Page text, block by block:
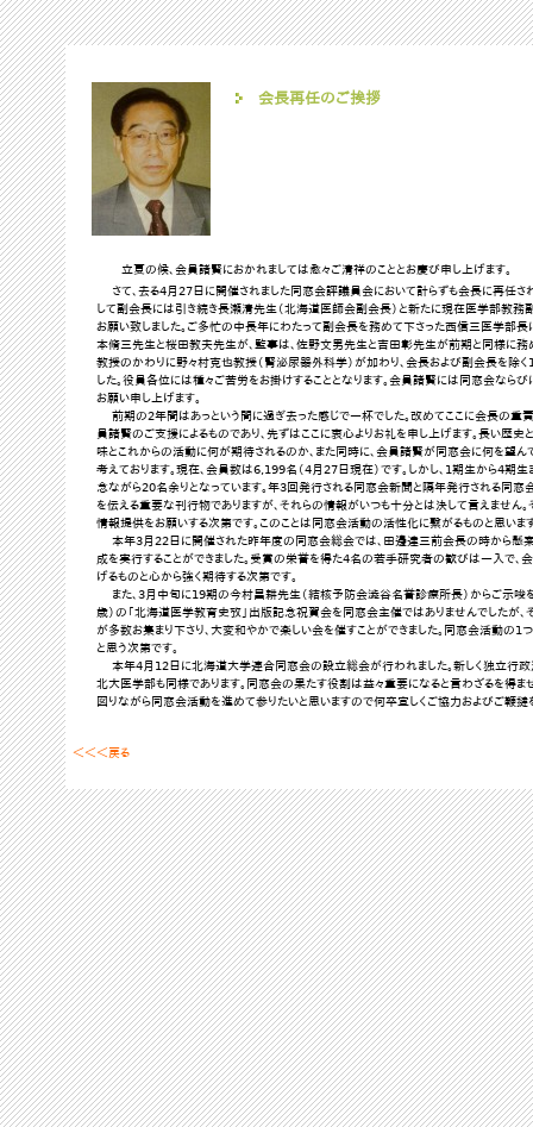
会長再任のご挨拶
立夏の候、会員諸賢におかれましては愈々ご清祥のこととお慶び申し上げます。
さて、去る4月27日に開催されました同窓会評議員会において計らずも会長に再任され
して副会長には引き続き長瀬清先生（北海道医師会副会長）と新たに現在医学部教務
お願い致しました。ご多忙の中長年にわたって副会長を務めて下さった西信三医学部長
本脩三先生と桜田教夫先生が、監事は、佐野文男先生と吉田彰先生が前期と同様に務
教授のかわりに野々村克也教授（腎泌尿器外科学）が加わり、会長および副会長を除
した。役員各位には種々ご苦労をお掛けすることとなります。会員諸賢には同窓会なら
お願い申し上げます。
前期の2年間はあっという間に過ぎ去った感じで一杯でした。改めてここに会長の重
員諸賢のご支援によるものであり、先ずはここに衷心よりお礼を申し上げます。長い歴
味とこれからの活動に何が期待されるのか、また同時に、会員諸賢が同窓会に何を望
考えております。現在、会員数は6,199名（4月27日現在）です。しかし、1期生から4期
念ながら20名余りとなっています。年3回発行される同窓会新聞と隔年発行される同
を伝える重要な刊行物でありますが、それらの情報がいつも十分とは決して言えません
情報提供をお願いする次第です。このことは同窓会活動の活性化に繋がるものと思いま
本年3月22日に開催された昨年度の同窓会総会では、田邊達三前会長の時から懸
成を実行することができました。受賞の栄誉を得た4名の若手研究者の歓びは一入で
げるものと心から強く期待する次第です。
また、3月中旬に19期の今村昌耕先生（結核予防会澁谷名誉診療所長）からご示唆
歳）の「北海道医学教育史攷」出版記念祝賀会を同窓会主催ではありませんでしたが、
が多数お集まり下さり、大変和やかで楽しい会を催すことができました。同窓会活動の1
と思う次第です。
本年4月12日に北海道大学連合同窓会の設立総会が行われました。新しく独立行
北大医学部も同様であります。同窓会の果たす役割は益々重要になると言わざるを得ま
図りながら同窓会活動を進めて参りたいと思いますので何卒宜しくご協力およびご鞭撻
＜＜＜戻る